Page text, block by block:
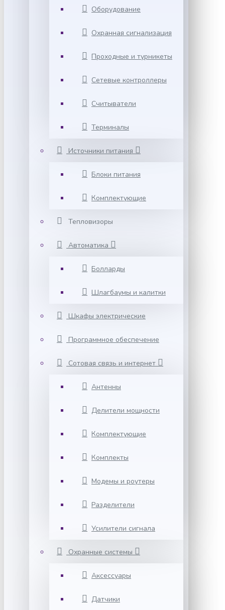
Оборудование
Охранная сигнализация
Проходные и турникеты
Сетевые контроллеры
Считыватели
Терминалы
Источники питания
Блоки питания
Комплектующие
Тепловизоры
Автоматика
Болларды
Шлагбаумы и калитки
Шкафы электрические
Программное обеспечение
Сотовая связь и интернет
Антенны
Делители мощности
Комплектующие
Комплекты
Модемы и роутеры
Разделители
Усилители сигнала
Охранные системы
Аксессуары
Датчики